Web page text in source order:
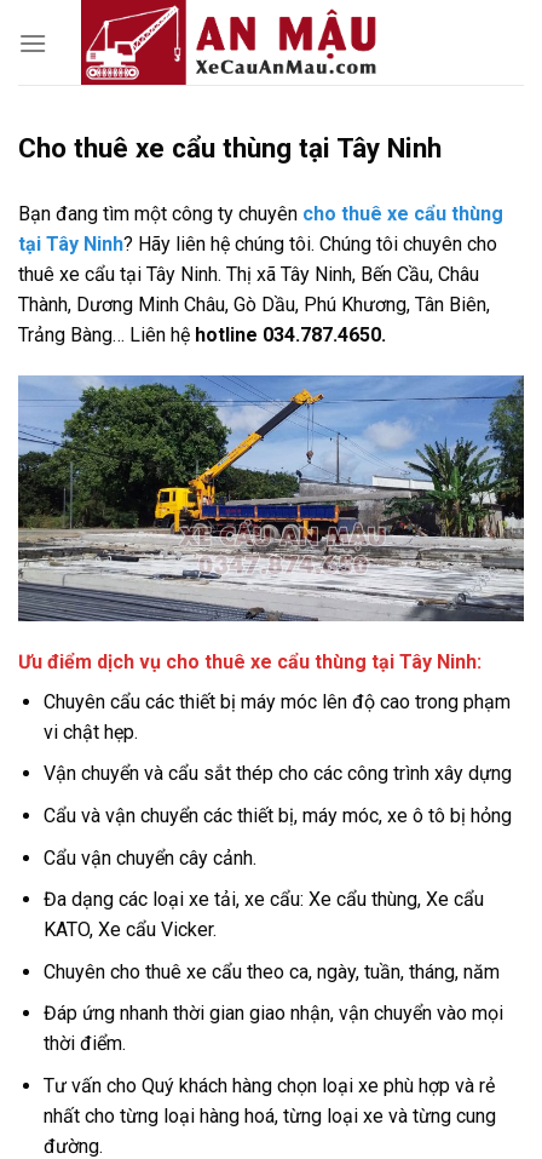
Cho thuê xe cẩu thùng tại Tây Ninh
Bạn đang tìm một công ty chuyên cho thuê xe cẩu thùng
tại Tây Ninh? Hãy liên hệ chúng tôi. Chúng tôi chuyên cho
thuê xe cẩu tại Tây Ninh. Thị xã Tây Ninh, Bến Cầu, Châu
Thành, Dương Minh Châu, Gò Dầu, Phú Khương, Tân Biên,
Trảng Bàng… Liên hệ hotline 034.787.4650.
Ưu điểm dịch vụ cho thuê xe cẩu thùng tại Tây Ninh:
Chuyên cẩu các thiết bị máy móc lên độ cao trong phạm
vi chật hẹp.
Vận chuyển và cẩu sắt thép cho các công trình xây dựng
Cẩu và vận chuyển các thiết bị, máy móc, xe ô tô bị hỏng
Cẩu vận chuyển cây cảnh.
Đa dạng các loại xe tải, xe cẩu: Xe cẩu thùng, Xe cẩu
KATO, Xe cẩu Vicker.
Chuyên cho thuê xe cẩu theo ca, ngày, tuần, tháng, năm
Đáp ứng nhanh thời gian giao nhận, vận chuyển vào mọi
thời điểm.
Tư vấn cho Quý khách hàng chọn loại xe phù hợp và rẻ
nhất cho từng loại hàng hoá, từng loại xe và từng cung
đường.